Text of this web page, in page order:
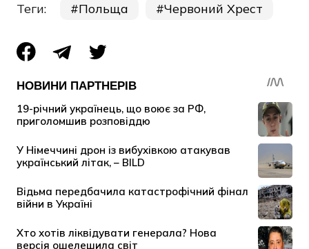
Теги: Польща Червоний Хрест